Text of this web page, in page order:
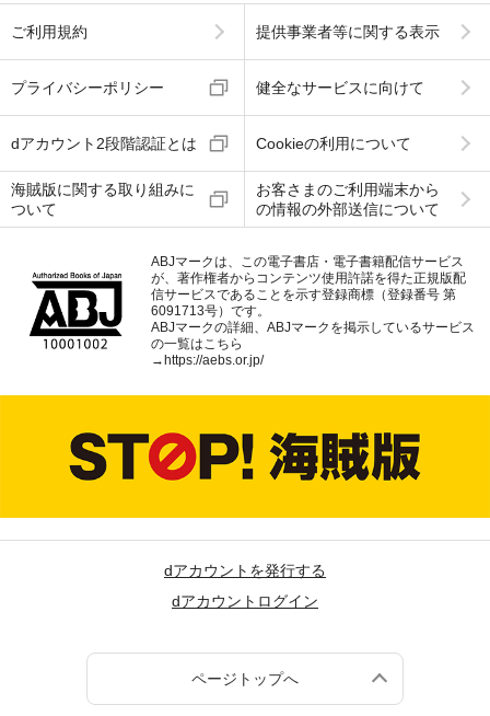
ご利用規約 提供事業者等に関する表示
プライバシーポリシー 健全なサービスに向けて
dアカウント2段階認証とは Cookieの利用について
海賊版に関する取り組みに
ついて
お客さまのご利用端末から
の情報の外部送信について
ABJマークは、この電子書店・電子書籍配信サービス
が、著作権者からコンテンツ使用許諾を得た正規版配
信サービスであることを示す登録商標（登録番号 第
6091713号）です。
ABJマークの詳細、ABJマークを掲示しているサービス
の一覧はこちら
→https://aebs.or.jp/
dアカウントを発行する
dアカウントログイン
ページトップへ